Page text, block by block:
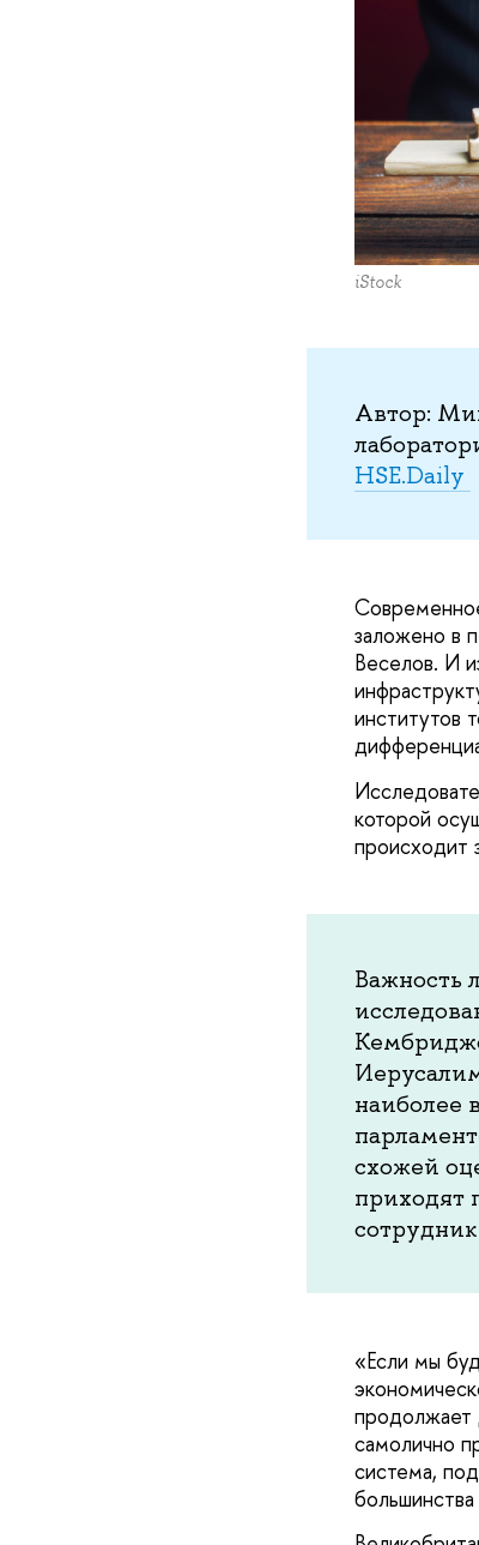
iStock
Автор:
HSE.Daily
заложено в
Веселов. И
институтов
которой
происходит
Важность
наиболее
схожей
приходят
«Если мы
продолжает
самолично
система,